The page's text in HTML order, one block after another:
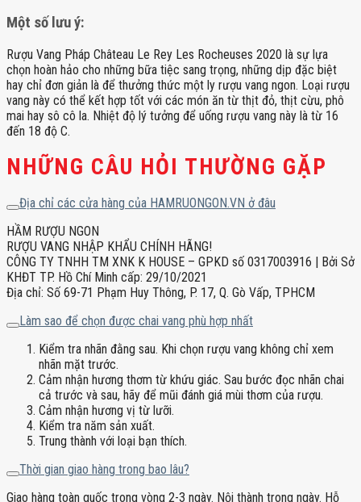
Một số lưu ý:
Rượu Vang Pháp Château Le Rey Les Rocheuses 2020 là sự lựa
chọn hoàn hảo cho những bữa tiệc sang trọng, những dịp đặc biệt
hay chỉ đơn giản là để thưởng thức một ly rượu vang ngon. Loại rượu
vang này có thể kết hợp tốt với các món ăn từ thịt đỏ, thịt cừu, phô
mai hay sô cô la. Nhiệt độ lý tưởng để uống rượu vang này là từ 16
đến 18 độ C.
NHỮNG CÂU HỎI THƯỜNG GẶP
Địa chỉ các cửa hàng của HAMRUONGON.VN ở đâu
HẦM RƯỢU NGON
RƯỢU VANG NHẬP KHẨU CHÍNH HÃNG!
CÔNG TY TNHH TM XNK K HOUSE – GPKD số 0317003916 | Bởi Sở
KHĐT TP. Hồ Chí Minh cấp: 29/10/2021
Địa chỉ: Số 69-71 Phạm Huy Thông, P. 17, Q. Gò Vấp, TPHCM
Làm sao để chọn được chai vang phù hợp nhất
Kiểm tra nhãn đằng sau. Khi chọn rượu vang không chỉ xem
nhãn mặt trước.
Cảm nhận hương thơm từ khứu giác. Sau bước đọc nhãn chai
cả trước và sau, hãy để mũi đánh giá mùi thơm của rượu.
Cảm nhận hương vị từ lưỡi.
Kiểm tra năm sản xuất.
Trung thành với loại bạn thích.
Thời gian giao hàng trong bao lâu?
Giao hàng toàn quốc trong vòng 2-3 ngày. Nội thành trong ngày. Hỗ